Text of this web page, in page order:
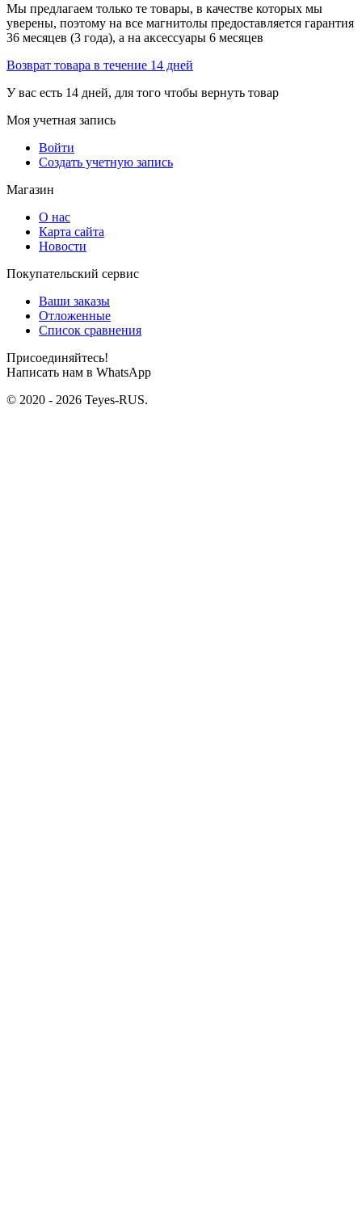
Мы предлагаем только те товары, в качестве которых мы
уверены, поэтому на все магнитолы предоставляется гарантия
36 месяцев (3 года), а на аксессуары 6 месяцев
Возврат товара в течение 14 дней
У вас есть 14 дней, для того чтобы вернуть товар
Моя учетная запись
Войти
Создать учетную запись
Магазин
О нас
Карта сайта
Новости
Покупательский сервис
Ваши заказы
Отложенные
Список сравнения
Присоединяйтесь!
Написать нам в WhatsApp
© 2020 - 2026 Teyes-RUS.